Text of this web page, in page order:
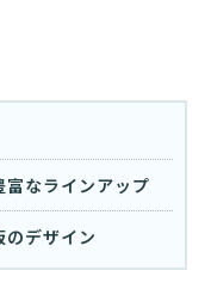
なラインアップ
デザイン